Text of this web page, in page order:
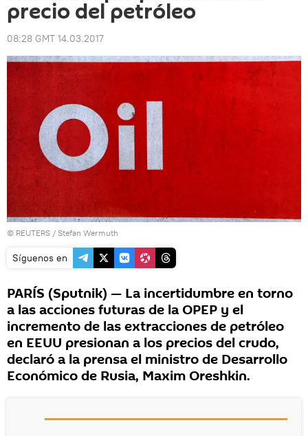
precio del petróleo
08:28 GMT 14.03.2017
© REUTERS / Stefan Wermuth
Síguenos en
PARÍS (Sputnik) — La incertidumbre en torno
a las acciones futuras de la OPEP y el
incremento de las extracciones de petróleo
en EEUU presionan a los precios del crudo,
declaró a la prensa el ministro de Desarrollo
Económico de Rusia, Maxim Oreshkin.